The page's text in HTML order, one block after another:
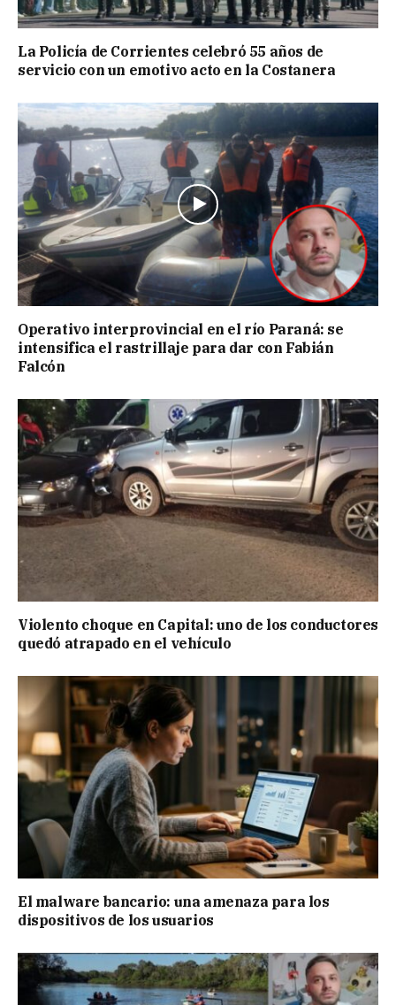
La Policía de Corrientes celebró 55 años de
servicio con un emotivo acto en la Costanera
Operativo interprovincial en el río Paraná: se
intensifica el rastrillaje para dar con Fabián
Falcón
Violento choque en Capital: uno de los conductores
quedó atrapado en el vehículo
El malware bancario: una amenaza para los
dispositivos de los usuarios